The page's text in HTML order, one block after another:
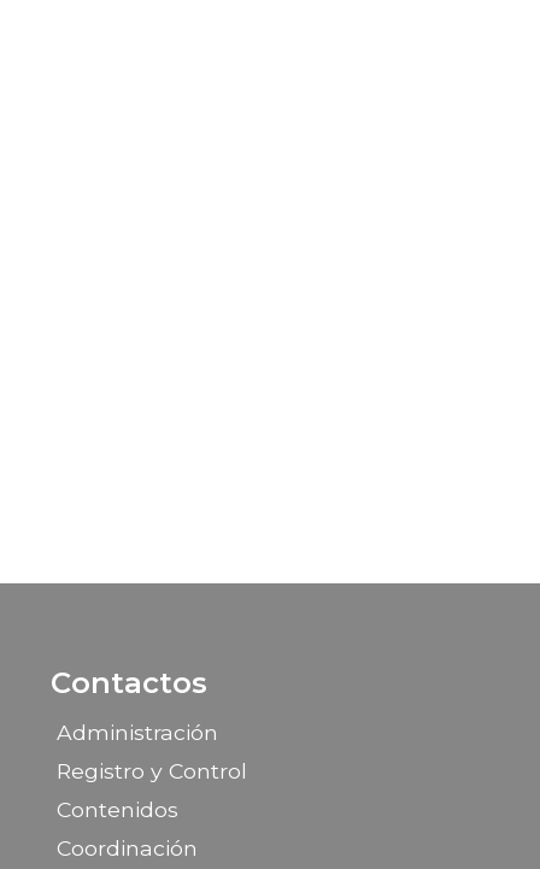
Contactos
Administración
Registro y Control
Contenidos
Coordinación